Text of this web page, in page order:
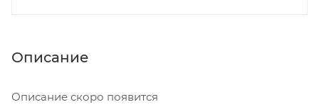
Описание
Описание скоро появится